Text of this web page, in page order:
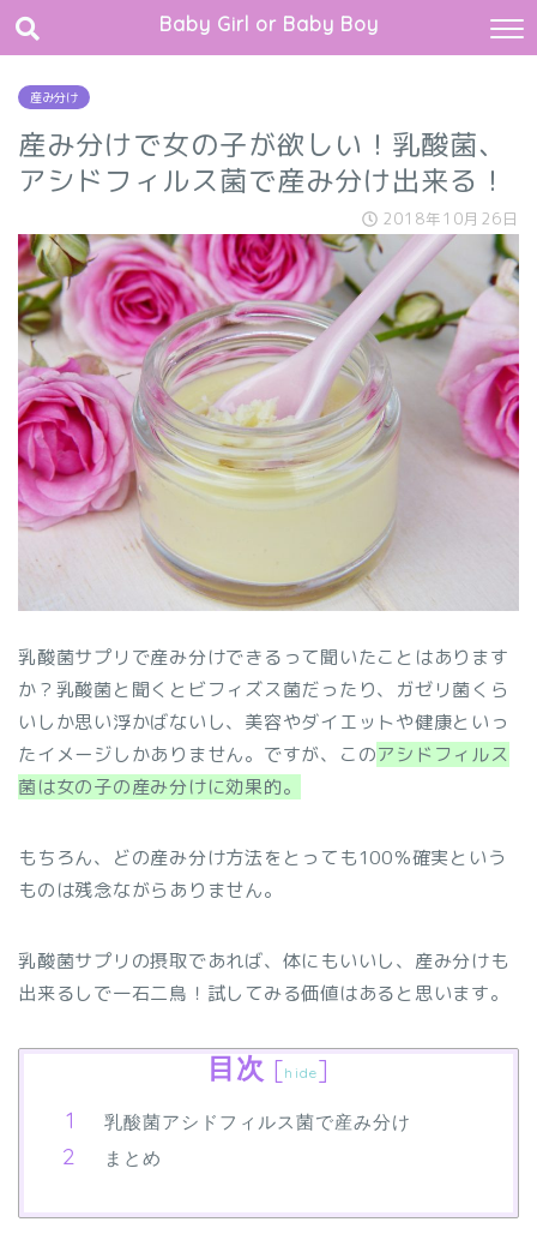
Baby Girl or Baby Boy
産み分け
産み分けで女の子が欲しい！乳酸菌、
アシドフィルス菌で産み分け出来る！
2018年10月26日
乳酸菌サプリで産み分けできるって聞いたことはあります
か？乳酸菌と聞くとビフィズス菌だったり、ガゼリ菌くら
いしか思い浮かばないし、美容やダイエットや健康といっ
たイメージしかありません。ですが、このアシドフィルス
菌は女の子の産み分けに効果的。
もちろん、どの産み分け方法をとっても100％確実という
ものは残念ながらありません。
乳酸菌サプリの摂取であれば、体にもいいし、産み分けも
出来るしで一石二鳥！試してみる価値はあると思います。
目次 [hide]
乳酸菌アシドフィルス菌で産み分け
まとめ